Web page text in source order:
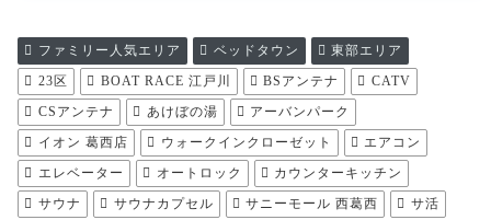
ファミリー人気エリア ベッドタウン
東部エリア
23区
BOAT RACE 江戸川 BSアンテナ
CATV
CSアンテナ
あけぼの湯
アーバンパーク
イオン 葛西店
ウォークインクローゼット
エアコン
エレベーター
オートロック
カウンターキッチン
サウナ
サウナカプセル サニーモール 西葛西
サ活